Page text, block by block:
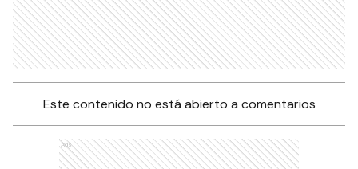
Este contenido no está abierto a comentarios
Ads